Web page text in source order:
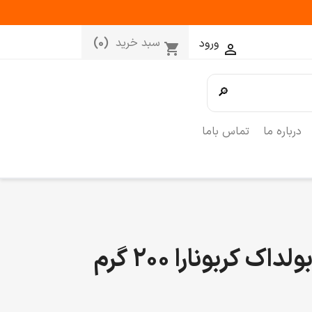
 ورود shopping_cart سبد خرید (0)
🔎
درباره ما تماس باما
200 گرم